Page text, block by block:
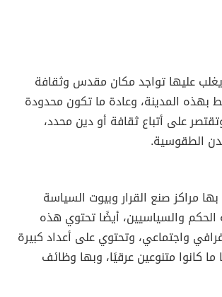
عليها تواجد مكان مقدس وثقافة
بهذه المدينة، وعادة ما تكون محدودة
على أتباع ثقافة أو دين محدد،
الطقوسية.
مراكز صنع القرار وبيوت السياسة
الحكم والسياسيين، أيضًا تحتوي هذه
واجتماعي، وتحتوي على أعداد كبيرة
كانوا متنوعين عرقيًا، وبها وظائف